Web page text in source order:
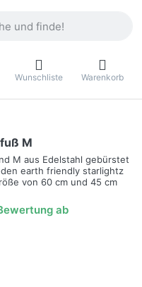
Wunschliste Warenkorb
M
M aus Edelstahl gebürstet
earth friendly starlightz
von 60 cm und 45 cm
ab